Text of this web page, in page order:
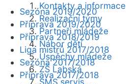
Kontakty a informace
Realizační týmy
Partneři mládeže
Nábor dětí
Úspěchy mládeže
ZŠ Labská
SMS servis
Sezóna 2019/2020
Příprava 2019/2020
Příprava 2018/2019
Liga mistrů 2017/2018
Sezóna 2017/2018
Příprava 2017/2018